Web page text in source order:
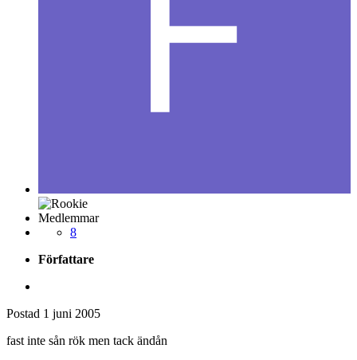
Medlemmar
8
Författare
Postad 1 juni 2005
fast inte sån rök men tack ändån